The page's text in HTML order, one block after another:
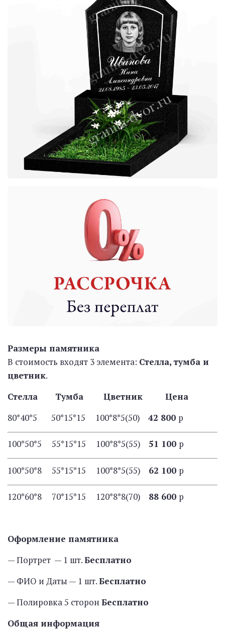
Размеры памятника
В стоимость входят 3 элемента: Стелла, тумба и
цветник.
Стелла Тумба Цветник Цена
80*40*5 50*15*15 100*8*5(50) 42 800 р
100*50*5 55*15*15 100*8*5(55) 51 100 р
100*50*8 55*15*15 100*8*5(55) 62 100 р
120*60*8 70*15*15 120*8*8(70) 88 600 р
Оформление памятника
— Портрет — 1 шт.Бесплатно
— ФИО и Даты — 1 шт.Бесплатно
— Полировка 5 сторон Бесплатно
Общая информация